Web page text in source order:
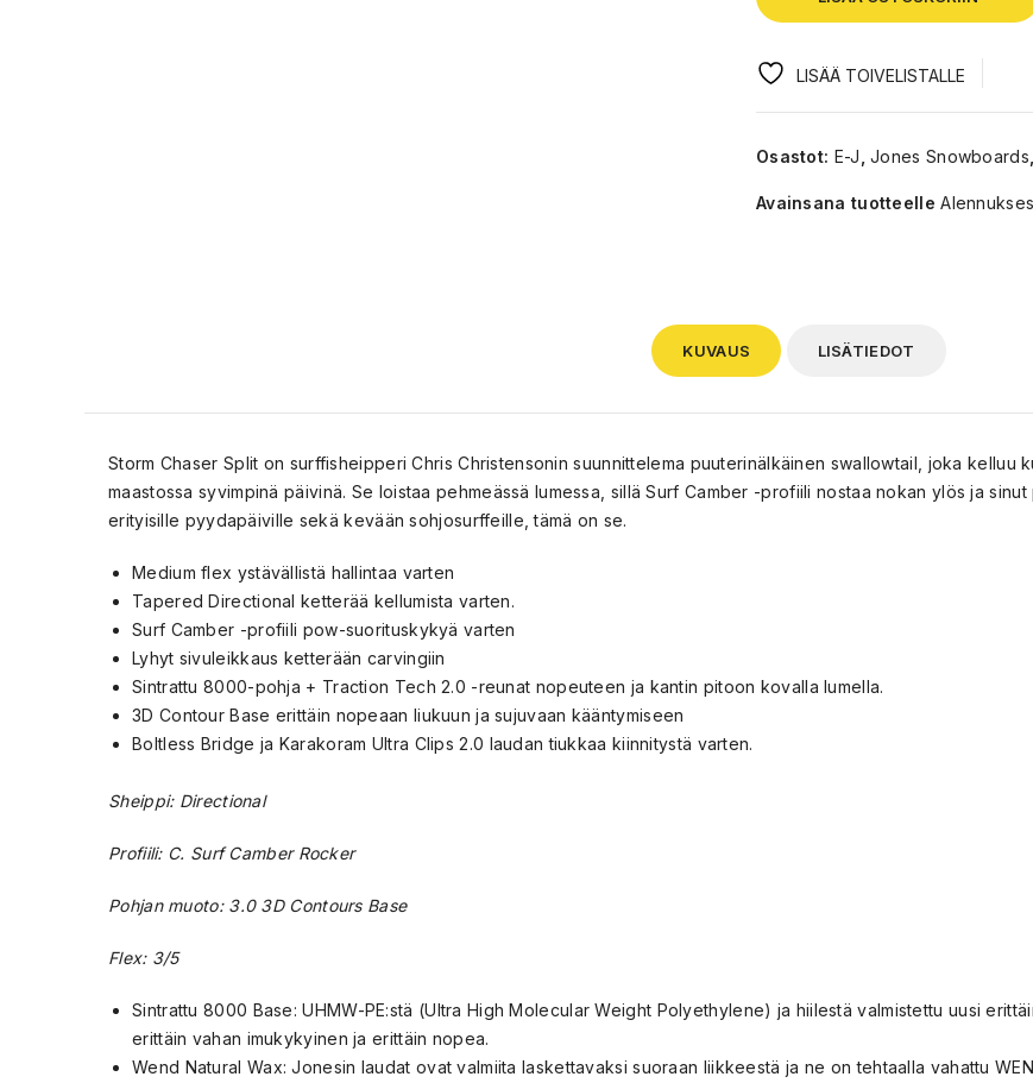
LISÄÄ TOIVELISTALLE
Osastot: E-J ,Jones Snowboards
Avainsana tuotteelle
KUVAUS LISÄTIEDOT
Storm Chaser Split on surffisheipperi Chris Christensonin suunnittelema puuterinälkäinen swallowtail, joka kelluu
maastossa syvimpinä päivinä. Se loistaa pehmeässä lumessa, sillä Surf Camber -profiili nostaa nokan ylös ja
erityisille pyydapäiville sekä kevään sohjosurffeille, tämä on se.
Medium flex ystävällistä hallintaa varten
Tapered Directional ketterää kellumista varten.
Surf Camber -profiili pow-suorituskykyä varten
Lyhyt sivuleikkaus ketterään carvingiin
Sintrattu 8000-pohja + Traction Tech 2.0 -reunat nopeuteen ja kantin pitoon kovalla lumella.
3D Contour Base erittäin nopeaan liukuun ja sujuvaan kääntymiseen
Boltless Bridge ja Karakoram Ultra Clips 2.0 laudan tiukkaa kiinnitystä varten.
Sheippi: Directional
Profiili: C. Surf Camber Rocker
Pohjan muoto: 3.0 3D Contours Base
Flex: 3/5
Sintrattu 8000 Base: UHMW-PE:stä (Ultra High Molecular Weight Polyethylene) ja hiilestä valmistettu uusi
erittäin vahan imukykyinen ja erittäin nopea.
Wend Natural Wax: Jonesin laudat ovat valmiita laskettavaksi suoraan liikkeestä ja ne on tehtaalla vahattu